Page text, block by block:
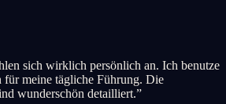
sich wirklich persönlich an. Ich benutze
für meine tägliche Führung. Die
wunderschön detailliert.”